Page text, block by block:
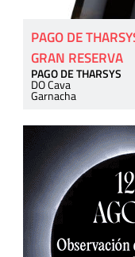
PAGO DE
GRAN RESERVA
PAGO DE THARSYS
DO Cava
Garnacha